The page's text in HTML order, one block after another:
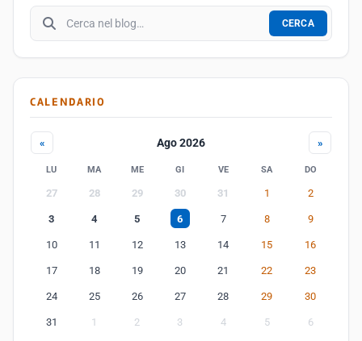
Cerca nel blog
CERCA
CALENDARIO
« Ago 2026 »
LU MA ME GI VE SA DO
27 28 29 30 31 1 2
3 4 5 6 7 8 9
10 11 12 13 14 15 16
17 18 19 20 21 22 23
24 25 26 27 28 29 30
31 1 2 3 4 5 6